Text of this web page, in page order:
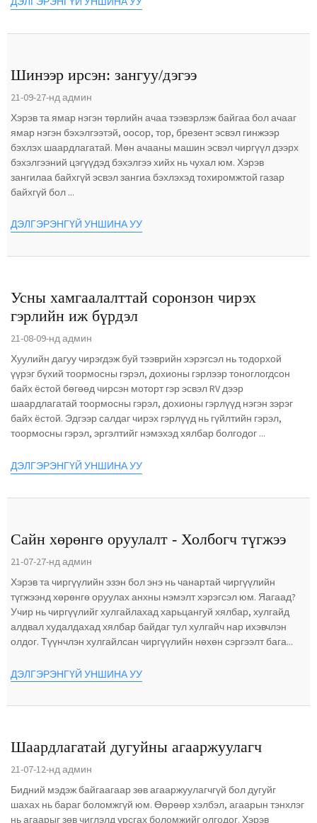
Шинээр ирсэн: зангуу/дэгээ
21-09-27-нд админ
Хэрэв та ямар нэгэн төрлийн ачаа тээвэрлэж байгаа бол ачааг
ямар нэгэн бэхэлгээтэй, оосор, тор, брезент эсвэл гинжээр
бэхлэх шаардлагатай. Мөн ачааны машин эсвэл чиргүүл дээрх
бэхэлгээний цэгүүдэд бэхэлгээ хийх нь чухал юм. Хэрэв
зангилаа байхгүй эсвэл зангиа бэхлэхэд тохиромжтой газар
байхгүй бол ...
ДЭЛГЭРЭНГҮЙ УНШИНА УУ
Усны хамгаалалттай соронзон чирэх
гэрлийн иж бүрдэл
21-08-09-нд админ
Хуулийн дагуу чирэгдэж буй тээврийн хэрэгсэл нь тодорхой
үүрэг бүхий тоормосны гэрэл, дохионы гэрлээр тоноглогдсон
байх ёстой бөгөөд чирсэн моторт гэр эсвэл RV дээр
шаардлагатай тоормосны гэрэл, дохионы гэрлүүд нэгэн зэрэг
байх ёстой. Эдгээр салдаг чирэх гэрлүүд нь гүйлтийн гэрэл,
тоормосны гэрэл, эргэлтийг нэмэхэд хялбар болгодог ...
ДЭЛГЭРЭНГҮЙ УНШИНА УУ
Сайн хөрөнгө оруулалт - Холбогч түгжээ
21-07-27-нд админ
Хэрэв та чиргүүлийн эзэн бол энэ нь чанартай чиргүүлийн
түгжээнд хөрөнгө оруулах анхны нэмэлт хэрэгсэл юм. Яагаад?
Учир нь чиргүүлийг хулгайлахад харьцангуй хялбар, хулгайд
алдвал худалдахад хялбар байдаг тул хулгайч нар ихэвчлэн
олдог. Түүнчлэн хулгайлсан чиргүүлийн нөхөн сэргээлт бага...
ДЭЛГЭРЭНГҮЙ УНШИНА УУ
Шаардлагатай дугуйны агааржуулагч
21-07-12-нд админ
Бидний мэдэж байгаагаар зөв агааржуулагчгүй бол дугуйг
шахах нь бараг боломжгүй юм. Өөрөөр хэлбэл, агаарын тэнхлэг
нь агаарыг зөв чиглэлд урсгах боломжийг олгодог. Хэрэв